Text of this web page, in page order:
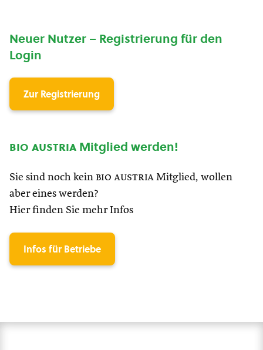
Neuer Nutzer – Registrierung für den
Login
Zur Registrierung
bio austria Mitglied werden!
Sie sind noch kein bio austria Mitglied, wollen
aber eines werden?
Hier finden Sie mehr Infos
Infos für Betriebe